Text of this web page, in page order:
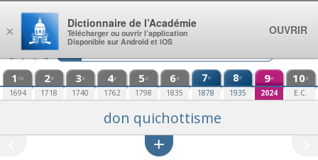
Aller au contenu
1 re
1694
2e
1718
3e
1740
4e
1762
5e
1798
6e
1835
7e
1878
8e
1935
9e
2024
10e
E.C.
don quichottisme
×
Dictionnaire de l’Académie
Télécharger ou ouvrir l’application
Disponible sur Android et iOS
OUVRIR